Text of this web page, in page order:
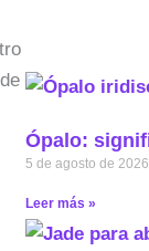
Ópalo:
5 de agosto de 2026
Leer más »